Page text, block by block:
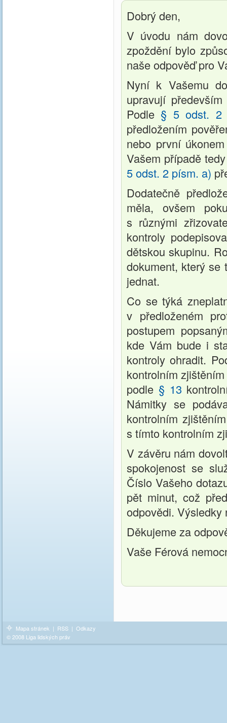
Dobrý den,
V úvodu nám
zpoždění bylo
naše odpověď pro
Nyní k Vašemu
upravují
Podle § 5 odst. 2
předložením
nebo první
Vašem případě
5 odst. 2 písm. a)
Dodatečně
měla, ovšem
s různými
kontroly
dětskou skupinu.
dokument, který se
jednat.
Co se týká
v předloženém
postupem
kde Vám bude i
kontroly ohradit.
kontrolním
podle § 13
Námitky se
kontrolním
s tímto kontrolním
V závěru nám
spokojenost se
Číslo Vašeho
pět minut, což
odpovědi. Výsledky
Děkujeme za
Vaše Férová
Mapa stránek | RSS | Odkazy
© 2008 Liga lidských práv